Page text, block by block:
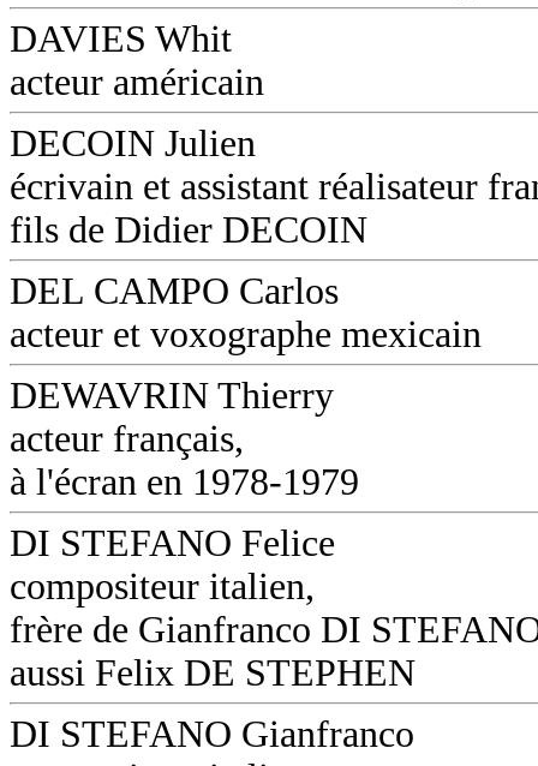
DAVIES Whit
acteur américain
DECOIN Julien
écrivain et assistant réalisateur
fils de Didier DECOIN
DEL CAMPO Carlos
acteur et voxographe mexicain
DEWAVRIN Thierry
acteur français,
à l'écran en 1978-1979
DI STEFANO Felice
compositeur italien,
frère de Gianfranco DI
aussi Felix DE STEPHEN
DI STEFANO Gianfranco